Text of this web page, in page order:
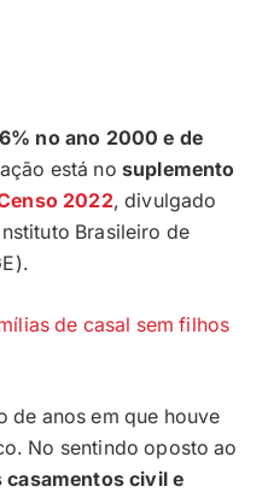
no ano 2000 e de
está no suplemento
2022, divulgado
Brasileiro de
de casal sem filhos
de anos em que houve
No sentindo oposto ao
casamentos civil e